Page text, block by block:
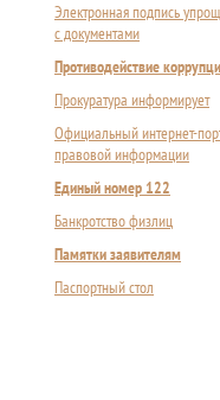
Электронная подпись
с документами
Противодействие
Прокуратура информирует
Официальный интернет-
правовой информации
Единый номер 122
Банкротство физлиц
Памятки заявителям
Паспортный стол